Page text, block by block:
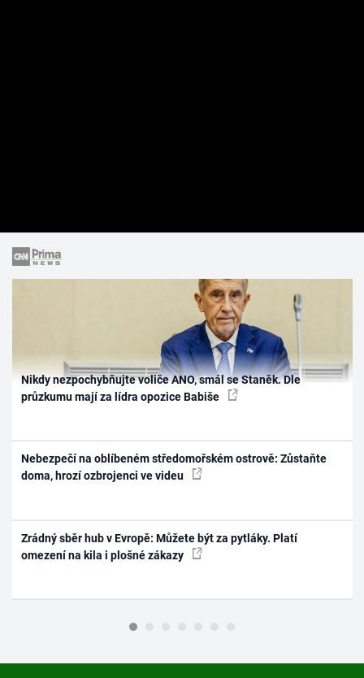
Nikdy nezpochybňujte voliče ANO, smál se Staněk. Dle
průzkumu mají za lídra opozice Babiše
Nebezpečí na oblíbeném středomořském ostrově: Zůstaňte
doma, hrozí ozbrojenci ve videu
Zrádný sběr hub v Evropě: Můžete být za pytláky. Platí
omezení na kila i plošné zákazy